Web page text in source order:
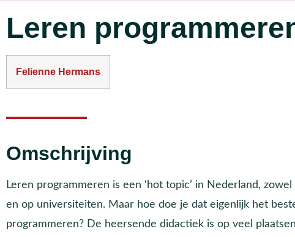
Leren
Felienne Hermans
Omschrijving
Leren programmeren is een ‘hot topic’ in Nederland,
en op universiteiten. Maar hoe doe je dat eigenlijk het
programmeren? De heersende didactiek is op veel